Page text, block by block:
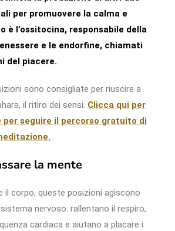
per promuovere la calma e
è l’ossitocina, responsabile della
e le endorfine, chiamati
del piacere.
sono consigliate per riuscire a
il ritiro dei sensi. Clicca qui per
per seguire il percorso gratuito di
la mente
il corpo, queste posizioni agiscono
nervoso: rallentano il respiro,
cardiaca e aiutano a placare i